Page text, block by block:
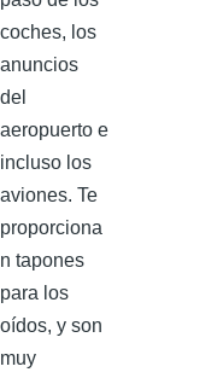
coches, los
anuncios
del
aeropuerto e
incluso los
aviones. Te
proporciona
n tapones
para los
oídos, y son
muy